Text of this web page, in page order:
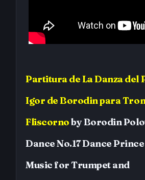
PartituradeLa Danza del
Igor de Borodinpara
FliscornobyBorodin
Dance No.17 Dance
Music for Trumpet and